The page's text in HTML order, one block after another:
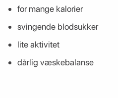
for mange kalorier
svingende blodsukker
lite aktivitet
dårlig væskebalanse